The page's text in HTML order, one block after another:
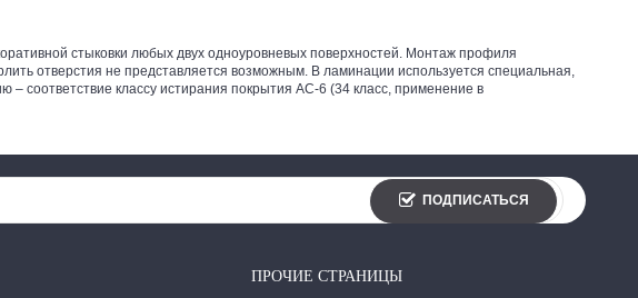
стыковки любых двух одноуровневых поверхностей. Монтаж профиля
отверстия не представляется возможным. В ламинации используется специальная,
– соответствие классу истирания покрытия АС-6 (34 класс, применение в
ПОДПИСАТЬСЯ
ПРОЧИЕ СТРАНИЦЫ